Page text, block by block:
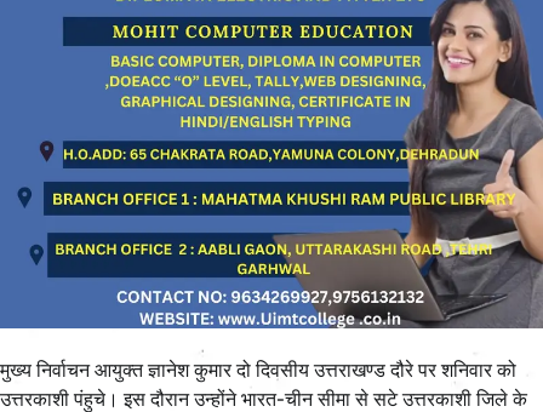
मुख्य निर्वाचन आयुक्त ज्ञानेश कुमार दो दिवसीय उत्तराखण्ड दौरे पर शनिवार को
उत्तरकाशी पंहुचे। इस दौरान उन्होंने भारत-चीन सीमा से सटे उत्तरकाशी जिले के